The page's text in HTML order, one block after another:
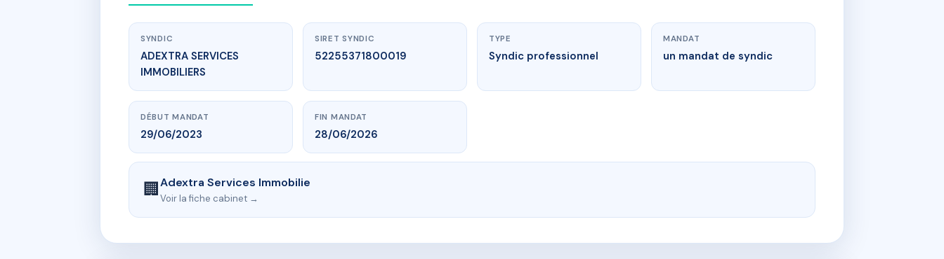
SYNDIC
ADEXTRA SERVICES
IMMOBILIERS
SIRET SYNDIC
52255371800019
TYPE
Syndic professionnel
MANDAT
un mandat de syndic
DÉBUT MANDAT
29/06/2023
FIN MANDAT
28/06/2026
🏢Adextra Services Immobilie
Voir la fiche cabinet →